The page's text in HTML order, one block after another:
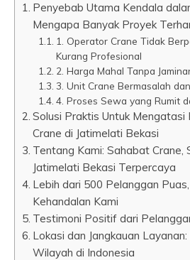
Penyebab Utama Kendala
Mengapa Banyak Proyek
1. Operator Crane Tidak
Kurang Profesional
2. Harga Mahal Tanpa
3. Unit Crane Bermasalah
4. Proses Sewa yang Rumit
Solusi Praktis Untuk Mengatasi
Crane di Jatimelati Bekasi
Tentang Kami: Sahabat Crane,
Jatimelati Bekasi Terpercaya
Lebih dari 500 Pelanggan
Kehandalan Kami
Testimoni Positif dari
Lokasi dan Jangkauan
Wilayah di Indonesia